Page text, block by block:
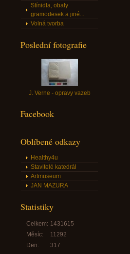
Stínidla, obaly
gramodesek a jiné...
Volná tvorba
Poslední fotografie
J. Verne - opravy vazeb
Facebook
Oblíbené odkazy
Healthy4u
Stavitelé katedrál
Artmuseum
JAN MAZURA
Statistiky
Celkem: 1431615
Měsíc:
11292
Den:
317